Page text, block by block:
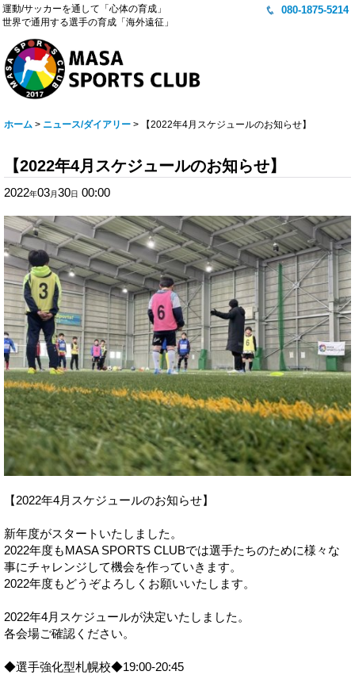
運動/サッカーを通して「心体の育成」
世界で通用する選手の育成「海外遠征」
080-1875-5214
ホーム > ニュース/ダイアリー > 【2022年4月スケジュールのお知らせ】
【2022年4月スケジュールのお知らせ】
2022年03月 30日 00:00
【2022年4月スケジュールのお知らせ】
新年度がスタートいたしました。
2022年度もMASA SPORTS CLUBでは選手たちのために様々な
事にチャレンジして機会を作っていきます。
2022年度もどうぞよろしくお願いいたします。
2022年4月スケジュールが決定いたしました。
各会場ご確認ください。
◆選手強化型札幌校◆19:00-20:45